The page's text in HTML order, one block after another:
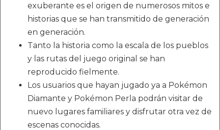
exuberante es el origen de numerosos mitos e
historias que se han transmitido de generación
en generación.
Tanto la historia como la escala de los pueblos
y las rutas del juego original se han
reproducido fielmente.
Los usuarios que hayan jugado ya a Pokémon
Diamante y Pokémon Perla podrán visitar de
nuevo lugares familiares y disfrutar otra vez de
escenas conocidas.